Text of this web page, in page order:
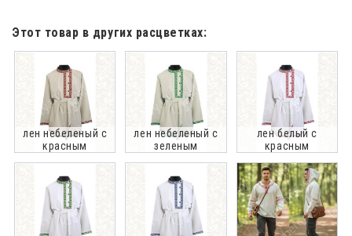
Этот товар в других расцветках:
лен небеленый с
красным
лен небеленый с
зеленым
лен белый с
красным